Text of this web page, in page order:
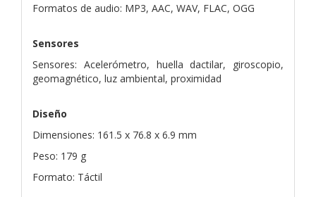
Formatos de audio: MP3, AAC, WAV, FLAC, OGG
Sensores
Sensores: Acelerómetro, huella dactilar, giroscopio,
geomagnético, luz ambiental, proximidad
Diseño
Dimensiones: 161.5 x 76.8 x 6.9 mm
Peso: 179 g
Formato: Táctil